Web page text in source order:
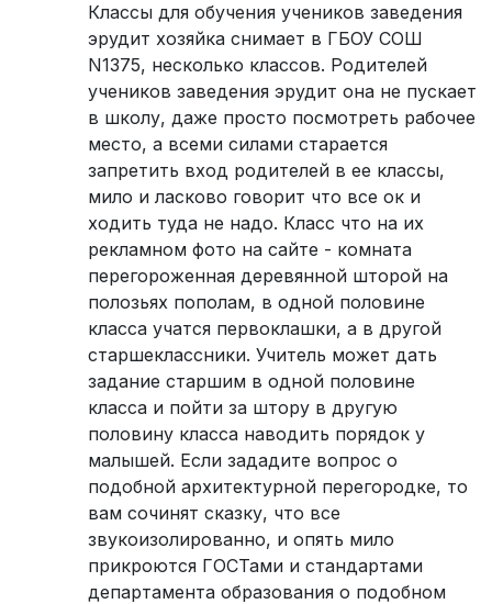
Классы для обучения учеников заведения
эрудит хозяйка снимает в ГБОУ СОШ
N1375, несколько классов. Родителей
учеников заведения эрудит она не пускает
в школу, даже просто посмотреть рабочее
место, а всеми силами старается
запретить вход родителей в ее классы,
мило и ласково говорит что все ок и
ходить туда не надо. Класс что на их
рекламном фото на сайте - комната
перегороженная деревянной шторой на
полозьях пополам, в одной половине
класса учатся первоклашки, а в другой
старшеклассники. Учитель может дать
задание старшим в одной половине
класса и пойти за штору в другую
половину класса наводить порядок у
малышей. Если зададите вопрос о
подобной архитектурной перегородке, то
вам сочинят сказку, что все
звукоизолированно, и опять мило
прикроются ГОСТами и стандартами
департамента образования о подобном